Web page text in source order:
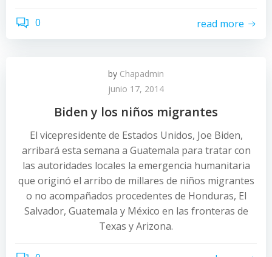
0 read more
by Chapadmin
junio 17, 2014
Biden y los niños migrantes
El vicepresidente de Estados Unidos, Joe Biden,
arribará esta semana a Guatemala para tratar con
las autoridades locales la emergencia humanitaria
que originó el arribo de millares de niños migrantes
o no acompañados procedentes de Honduras, El
Salvador, Guatemala y México en las fronteras de
Texas y Arizona.